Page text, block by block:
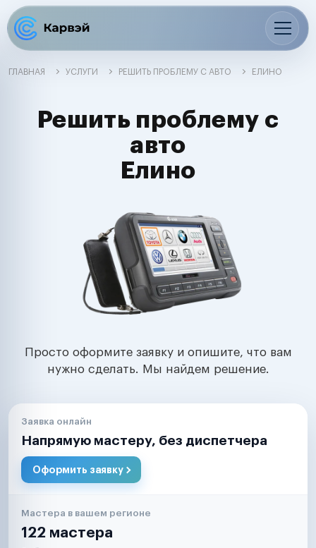
ГЛАВНАЯ УСЛУГИ РЕШИТЬ ПРОБЛЕМУ С АВТО ЕЛИНО
Решить проблему с
авто
Елино
Просто оформите заявку и опишите, что вам
нужно сделать. Мы найдем решение.
Заявка онлайн
Напрямую мастеру, без диспетчера
Оформить заявку
Мастера в вашем регионе
122 мастера